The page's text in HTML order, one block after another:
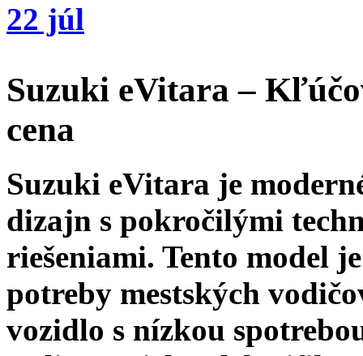
22 júl
Suzuki eVitara –
cena
Suzuki eVitara je
dizajn s pokročilými
riešeniami. Tento model
potreby mestských
vozidlo s nízkou